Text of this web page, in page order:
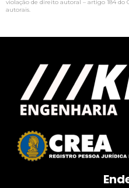
violação de direito autoral – artigo 184 do
autorais